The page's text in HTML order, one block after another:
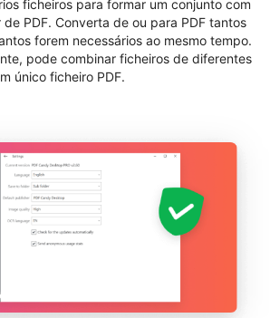
ficheiros para formar um conjunto com
de PDF. Converta de ou para PDF tantos
forem necessários ao mesmo tempo.
pode combinar ficheiros de diferentes
único ficheiro PDF.